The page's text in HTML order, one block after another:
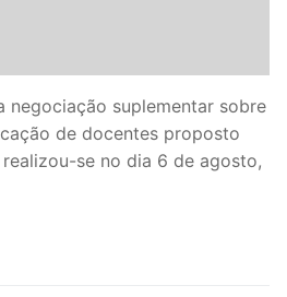
negociação suplementar sobre
de docentes proposto
se no dia 6 de agosto,